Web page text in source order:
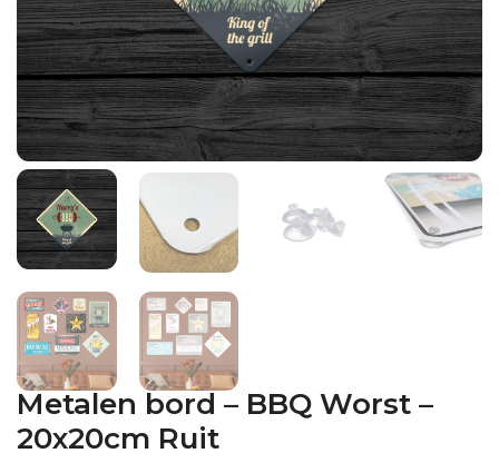
Metalen bord – BBQ Worst –
20x20cm Ruit